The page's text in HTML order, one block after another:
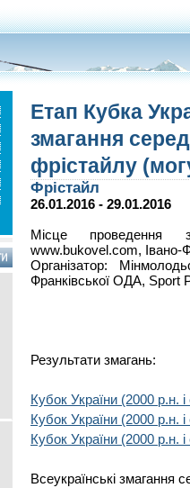
Етап Кубка
змагання
фрістайлу
Фрістайл
26.01.2016 - 29.01.2016
Місце проведення
www.bukovel.com, Івано-
Організатор:
Франківської ОДА, Sport
Результати змагань:
Кубок України (2000 р.н. і
Кубок України (2000 р.н. і
Кубок України (2000 р.н.
Всеукраїнські змагання